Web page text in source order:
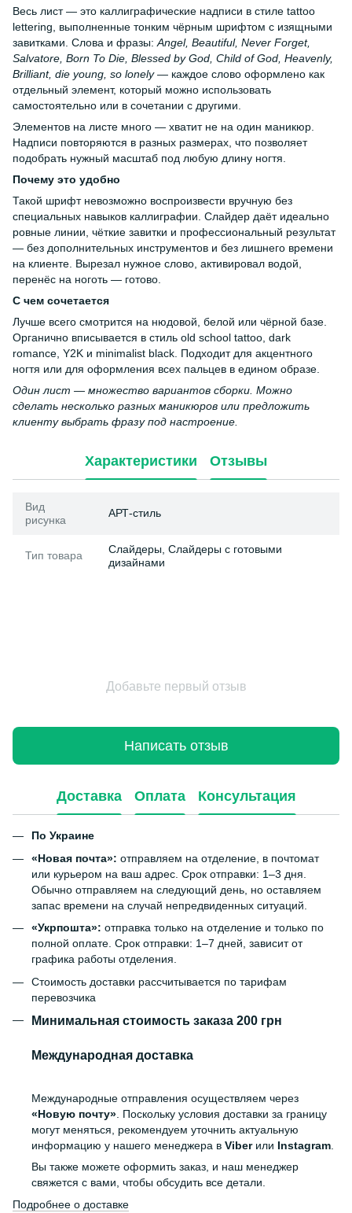
Весь лист — это каллиграфические надписи в стиле tattoo
lettering, выполненные тонким чёрным шрифтом с изящными
завитками. Слова и фразы:Angel, Beautiful, Never Forget,
Salvatore, Born To Die, Blessed by God, Child of God, Heavenly,
Brilliant, die young, so lonely— каждое слово оформлено как
отдельный элемент, который можно использовать
самостоятельно или в сочетании с другими.
Элементов на листе много — хватит не на один маникюр.
Надписи повторяются в разных размерах, что позволяет
подобрать нужный масштаб под любую длину ногтя.
Почему это удобно
Такой шрифт невозможно воспроизвести вручную без
специальных навыков каллиграфии. Слайдер даёт идеально
ровные линии, чёткие завитки и профессиональный результат
— без дополнительных инструментов и без лишнего времени
на клиенте. Вырезал нужное слово, активировал водой,
перенёс на ноготь — готово.
С чем сочетается
Лучше всего смотрится на нюдовой, белой или чёрной базе.
Органично вписывается в стиль old school tattoo, dark
romance, Y2K и minimalist black. Подходит для акцентного
ногтя или для оформления всех пальцев в едином образе.
Один лист — множество вариантов сборки. Можно
сделать несколько разных маникюров или предложить
клиенту выбрать фразу под настроение.
Характеристики Отзывы
Вид
рисунка
АРТ-стиль
Тип товара
Слайдеры, Слайдеры с готовыми
дизайнами
Добавьте первый отзыв
Написать отзыв
Доставка Оплата Консультация
По Украине
«Новая почта»: отправляем на отделение, в почтомат
или курьером на ваш адрес. Срок отправки: 1–3 дня.
Обычно отправляем на следующий день, но оставляем
запас времени на случай непредвиденных ситуаций.
«Укрпошта»: отправка только на отделение и только по
полной оплате. Срок отправки: 1–7 дней, зависит от
графика работы отделения.
Стоимость доставки рассчитывается по тарифам
перевозчика
Минимальная стоимость заказа 200 грн
Международная доставка
Международные отправления осуществляем через
«Новую почту» . Поскольку условия доставки за границу
могут меняться, рекомендуем уточнить актуальную
информацию у нашего менеджера в Viberили Instagram
Вы также можете оформить заказ, и наш менеджер
свяжется с вами, чтобы обсудить все детали.
Подробнее о доставке